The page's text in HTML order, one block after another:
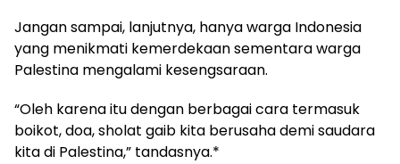
Jangan sampai, lanjutnya, hanya warga Indonesia
yang menikmati kemerdekaan sementara warga
Palestina mengalami kesengsaraan.
“Oleh karena itu dengan berbagai cara termasuk
boikot, doa, sholat gaib kita berusaha demi saudara
kita di Palestina,” tandasnya.*